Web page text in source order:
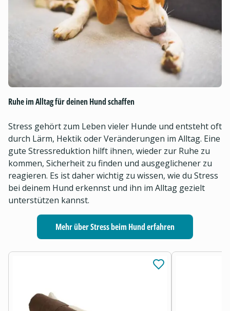
Ruhe im Alltag für deinen Hund schaffen
Stress gehört zum Leben vieler Hunde und entsteht oft
durch Lärm, Hektik oder Veränderungen im Alltag. Eine
gute Stressreduktion hilft ihnen, wieder zur Ruhe zu
kommen, Sicherheit zu finden und ausgeglichener zu
reagieren. Es ist daher wichtig zu wissen, wie du Stress
bei deinem Hund erkennst und ihn im Alltag gezielt
unterstützen kannst.
Mehr über Stress beim Hund erfahren